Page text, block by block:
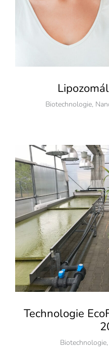
Biotechnologie,
Technologie
Biotechnologie,